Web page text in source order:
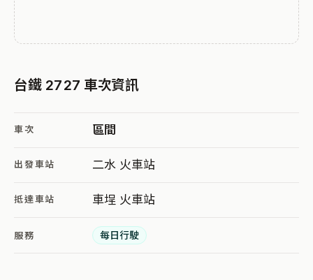
台鐵 2727 車次資訊
車次 區間
出發車站 二水 火車站
抵達車站 車埕 火車站
服務 每日行駛